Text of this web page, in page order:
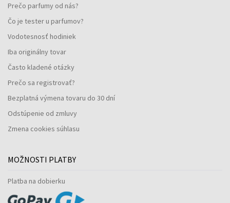
Prečo parfumy od nás?
Čo je tester u parfumov?
Vodotesnosť hodiniek
Iba originálny tovar
Často kladené otázky
Prečo sa registrovať?
Bezplatná výmena tovaru do 30 dní
Odstúpenie od zmluvy
Zmena cookies súhlasu
MOŽNOSTI PLATBY
Platba na dobierku